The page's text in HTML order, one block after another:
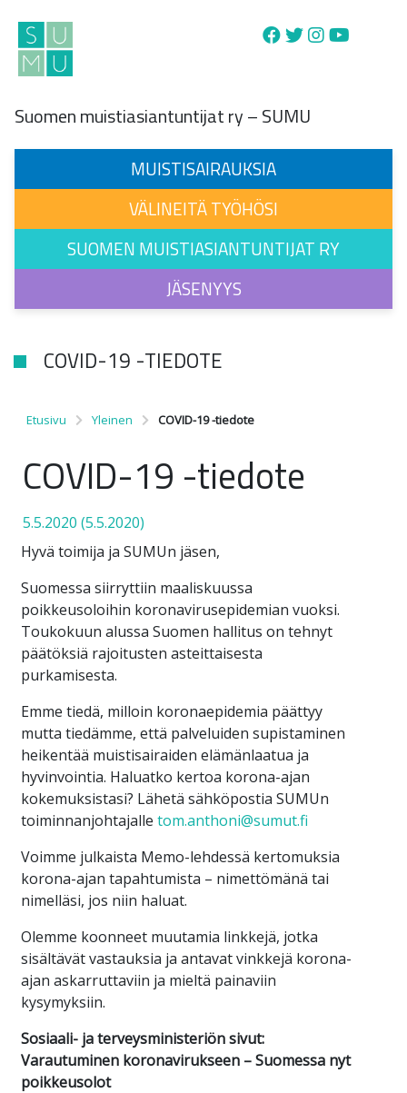
Main Navigation
Suomen muistiasiantuntijat ry – SUMU
MUISTISAIRAUKSIA
VÄLINEITÄ TYÖHÖSI
SUOMEN MUISTIASIANTUNTIJAT RY
JÄSENYYS
COVID-19 -TIEDOTE
Etusivu Yleinen COVID-19 -tiedote
COVID-19 -tiedote
5.5.2020 (5.5.2020)
Hyvä toimija ja SUMUn jäsen,
Suomessa siirryttiin maaliskuussa
poikkeusoloihin koronavirusepidemian vuoksi.
Toukokuun alussa Suomen hallitus on tehnyt
päätöksiä rajoitusten asteittaisesta
purkamisesta.
Emme tiedä, milloin koronaepidemia päättyy
mutta tiedämme, että palveluiden supistaminen
heikentää muistisairaiden elämänlaatua ja
hyvinvointia. Haluatko kertoa korona-ajan
kokemuksistasi? Lähetä sähköpostia SUMUn
toiminnanjohtajalle tom.anthoni@sumut.fi
Voimme julkaista Memo-lehdessä kertomuksia
korona-ajan tapahtumista – nimettömänä tai
nimelläsi, jos niin haluat.
Olemme koonneet muutamia linkkejä, jotka
sisältävät vastauksia ja antavat vinkkejä korona-
ajan askarruttaviin ja mieltä painaviin
kysymyksiin.
Sosiaali- ja terveysministeriön sivut:
Varautuminen koronavirukseen – Suomessa nyt
poikkeusolot